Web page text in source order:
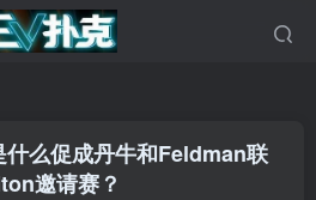
什么促成丹牛和Feldman联
邀请赛？